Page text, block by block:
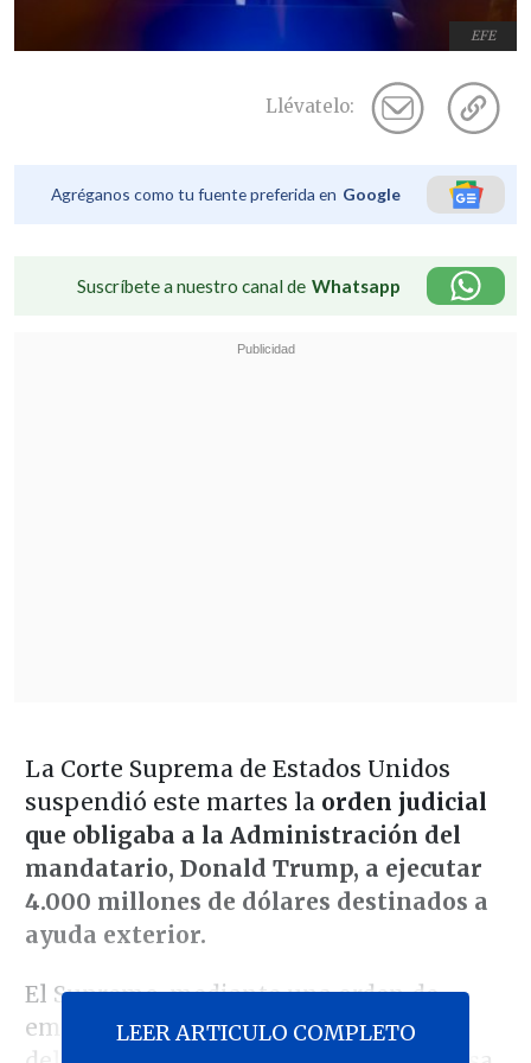
EFE
Llévatelo:
Agréganos como tu fuente preferida en Google
Suscríbete a nuestro canal de Whatsapp
La Corte Suprema de Estados Unidos
suspendió este martes la orden judicial
que obligaba a la Administración del
mandatario, Donald Trump, a ejecutar
4.000 millones de dólares destinados a
ayuda exterior.
El Supremo, mediante una orden de
emergencia firmada por el presidente
LEER ARTICULO COMPLETO